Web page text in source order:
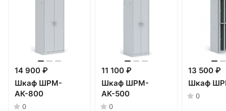
14 900 ₽
Шкаф ШРМ-
АК-800
0
11 100 ₽
Шкаф ШРМ-
АК-500
0
13 500 ₽
Шкаф
0